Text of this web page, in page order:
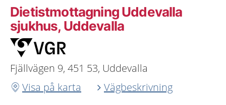
Dietistmottagning Uddevalla
sjukhus, Uddevalla
Fjällvägen 9, 451 53, Uddevalla
Visa på karta
Vägbeskrivning